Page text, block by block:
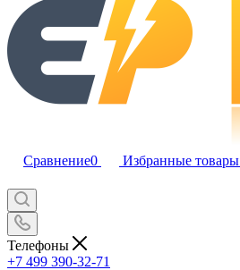
Сравнение0 Избранные товары
Телефоны
+7 499 390-32-71